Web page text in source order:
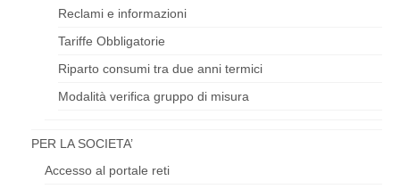
Reclami e informazioni
Tariffe Obbligatorie
Riparto consumi tra due anni termici
Modalità verifica gruppo di misura
PER LA SOCIETA’
Accesso al portale reti